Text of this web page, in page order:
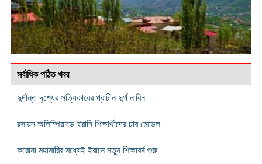
সর্বাধিক পঠিত খবর
দুর্দান্ত দৃশ্যের সত্যিকারের প্রাচীন দুর্গ নারিন
রসায়ন অলিম্পিয়াডে ইরানি শিক্ষার্থীদের চার মেডেল
করোনা মহামারির মধ্যেই ইরানে নতুন শিক্ষাবর্ষ শুরু